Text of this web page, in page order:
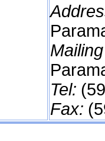
Tel:
Fax: